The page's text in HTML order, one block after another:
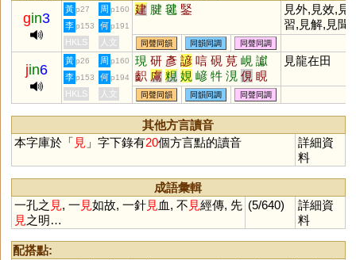
gin3
黃 p27 周 p160 建 腱 毽 鋻
見外,見效,見
習,見解,見聞,
見機,見證,見
識,見仁見智,
異思遷,見義
為,見微知著,
見,遠見,真知
李 p153 何 p191
HKLS 人文 同聲同韻 同韻同調 同聲同調
jin6
黃 p26 周 p160 現 研 彥 諺 唁 硯 莧 峴 讞
齞 鬳 粯 娊 嵃 牪 涀 俔 睍
齴 鋧 喭
見龍在田
李 p153 何 p194
HKLS 人文 同聲同韻 同韻同調 同聲同調
其他方言讀音
本字庫於「 見 」字下錄有20個方言點的讀音
詳細資
料
成語彙輯
一孔之 見, 一 見如故, 一針見血, 不 見經傳, 先
見之明…
(5/640)
詳細資
料
配搭點: